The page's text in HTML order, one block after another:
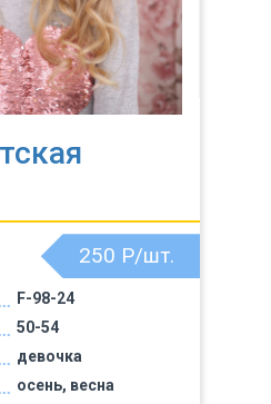
F-98-24
50-54
девочка
осень, весна
250 Р/шт.